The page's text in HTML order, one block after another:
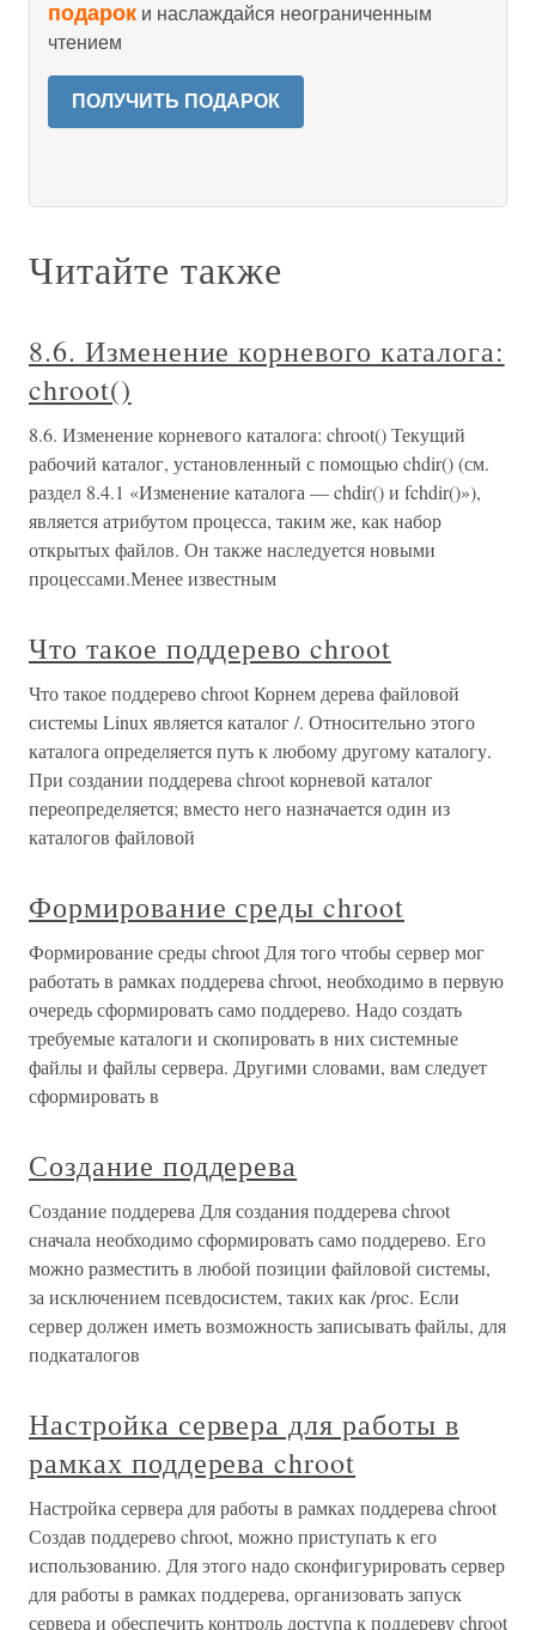
подарок и наслаждайся неограниченным
чтением
ПОЛУЧИТЬ ПОДАРОК
Читайте также
8.6. Изменение корневого каталога:
chroot()
8.6. Изменение корневого каталога: chroot() Текущий
рабочий каталог, установленный с помощью chdir() (см.
раздел 8.4.1 «Изменение каталога — chdir() и fchdir()»),
является атрибутом процесса, таким же, как набор
открытых файлов. Он также наследуется новыми
процессами.Менее известным
Что такое поддерево chroot
Что такое поддерево chroot Корнем дерева файловой
системы Linux является каталог /. Относительно этого
каталога определяется путь к любому другому каталогу.
При создании поддерева chroot корневой каталог
переопределяется; вместо него назначается один из
каталогов файловой
Формирование среды chroot
Формирование среды chroot Для того чтобы сервер мог
работать в рамках поддерева chroot, необходимо в первую
очередь сформировать само поддерево. Надо создать
требуемые каталоги и скопировать в них системные
файлы и файлы сервера. Другими словами, вам следует
сформировать в
Создание поддерева
Создание поддерева Для создания поддерева chroot
сначала необходимо сформировать само поддерево. Его
можно разместить в любой позиции файловой системы,
за исключением псевдосистем, таких как /proc. Если
сервер должен иметь возможность записывать файлы, для
подкаталогов
Настройка сервера для работы в
рамках поддерева chroot
Настройка сервера для работы в рамках поддерева chroot
Создав поддерево chroot, можно приступать к его
использованию. Для этого надо сконфигурировать сервер
для работы в рамках поддерева, организовать запуск
сервера и обеспечить контроль доступа к поддереву chroot